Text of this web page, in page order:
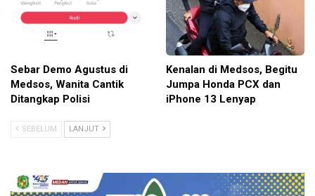
Sebar Demo Agustus di
Medsos, Wanita Cantik
Ditangkap Polisi
Kenalan di Medsos, Begitu
Jumpa Honda PCX dan
iPhone 13 Lenyap
SEBELUM LANJUT